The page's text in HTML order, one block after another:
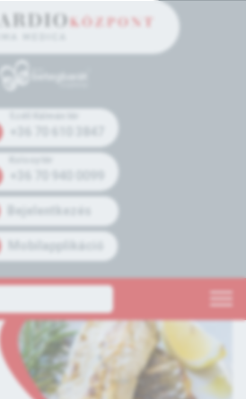
Bejelentkezés
Mobilapplikáció